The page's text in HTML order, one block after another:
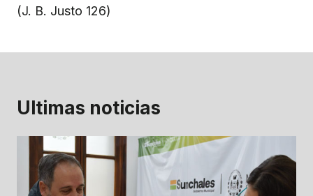
(J. B. Justo 126)
Ultimas noticias